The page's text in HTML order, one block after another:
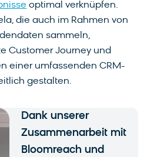
optimal verknüpfen.
die auch im Rahmen von
sammeln,
Customer Journey und
einer umfassenden CRM-
gestalten.
Dank unserer
Zusammenarbeit mit
Bloomreach und